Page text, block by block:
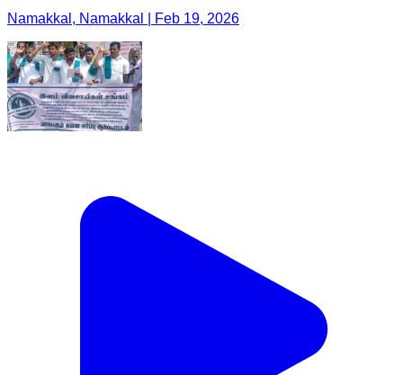
Namakkal, Namakkal | Feb 19, 2026